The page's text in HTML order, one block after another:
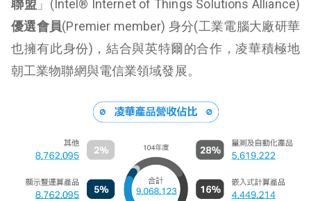
聯盟 」(Intel® Internet of Things Solutions Alliance)
優選會員(Premier member) 身分(工業電腦大廠研華
也擁有此身份)，結合與英特爾的合作，凌華積極地
朝工業物聯網與電信業領域發展。